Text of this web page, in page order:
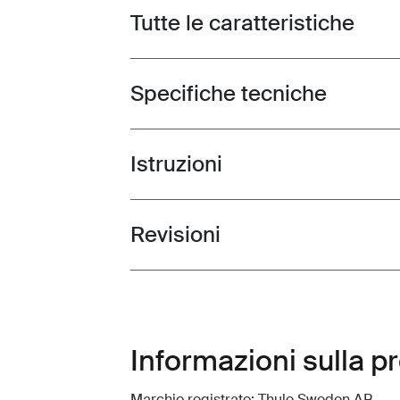
Toggle features
Tutte le caratteristiche
Toggle techspec
Specifiche tecniche
Toggle guides and instructions
Istruzioni
Toggle overview
Revisioni
Informazioni sulla